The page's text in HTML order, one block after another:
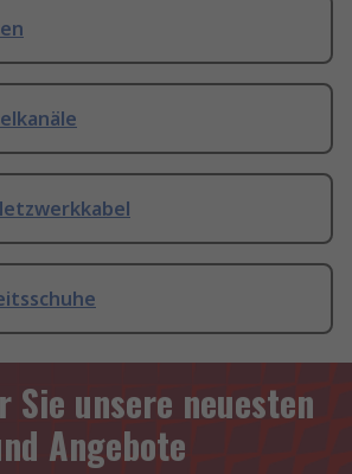
Sie unsere neuesten
Angebote